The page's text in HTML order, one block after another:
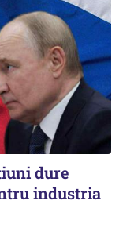
dure
industria